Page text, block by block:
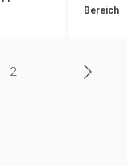
Bereich
2